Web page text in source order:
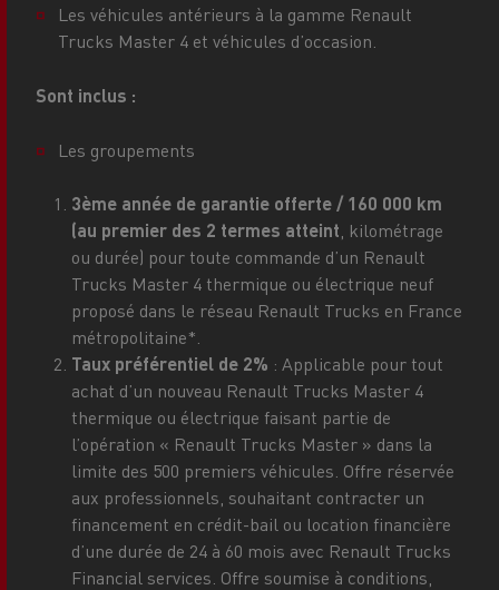
Les véhicules antérieurs à la gamme Renault
Trucks Master 4 et véhicules d’occasion.
Sont inclus :
Les groupements
3ème année de garantie offerte / 160 000 km
(au premier des 2 termes atteint , kilométrage
ou durée) pour toute commande d’un Renault
Trucks Master 4 thermique ou électrique neuf
proposé dans le réseau Renault Trucks en France
métropolitaine*.
Taux préférentiel de 2% : Applicable pour tout
achat d’un nouveau Renault Trucks Master 4
thermique ou électrique faisant partie de
l’opération « Renault Trucks Master » dans la
limite des 500 premiers véhicules. Offre réservée
aux professionnels, souhaitant contracter un
financement en crédit-bail ou location financière
d’une durée de 24 à 60 mois avec Renault Trucks
Financial services. Offre soumise à conditions,